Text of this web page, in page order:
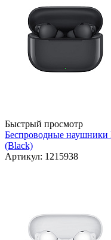
Быстрый просмотр
Беспроводные наушники
(Black)
Артикул: 1215938